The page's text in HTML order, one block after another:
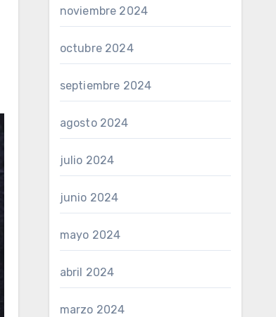
noviembre 2024
octubre 2024
septiembre 2024
agosto 2024
julio 2024
junio 2024
mayo 2024
abril 2024
marzo 2024